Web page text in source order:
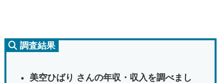
調査結果
美空ひばり さんの年収・収入を調べまし